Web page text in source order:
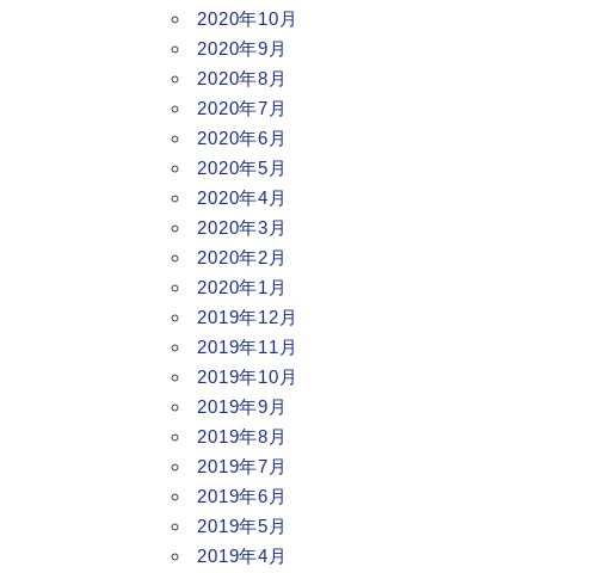
2020年10月
2020年9月
2020年8月
2020年7月
2020年6月
2020年5月
2020年4月
2020年3月
2020年2月
2020年1月
2019年12月
2019年11月
2019年10月
2019年9月
2019年8月
2019年7月
2019年6月
2019年5月
2019年4月